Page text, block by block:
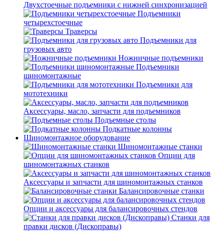
Двухстоечные подъемники с нижней синхронизацией
Подъемники
четырехстоечные
Траверсы
Подъемники для
грузовых авто
Ножничные подъемники
Подъемники
шиномонтажные
Подъемники для
мототехники
Аксессуары, масло, запчасти для подъемников
Подъемные столы
Подкатные колонны
Шиномонтажное оборудование
Шиномонтажные станки
Опции для
шиномонтажных станков
Аксессуары и запчасти для шиномонтажных станков
Балансировочные станки
Опции и аксессуары для балансировочных стендов
Станки для
правки дисков (Дископравы)